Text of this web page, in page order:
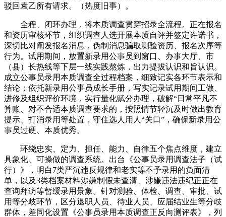
驳回袁乙所有请求。（热度旧事）。
全程、闭环办理，将本质调查贯穿招录全流程。正在报名
和资历审核环节，组织调查人选开展本质自评并签定许诺书，
深切比对阐发报名消息，伪制消息骗取测验资历、报名次序等
行为。试用期间，放置新录用公事员到窗口、办事大厅、市
（县）长热线等下层一线实践熬炼，出力提拔认识和旨认识。
成立公事员录用本质调查全过程档案，细致记实各环节表示和
结论；依托新录用公事员成长手册，写实记录试用期间工做、
进修及组织评价环境，实行量化赋分办理，破解“日常平凡不
算账、对不合适本质调查要求的，按照情节轻沉及时做出教育
提示、打消录用等处置，守住选人用人“关口”，确保新录用公
事员过硬、本质优秀。
环绕忠实、定力、担任、能力、自律五个焦点维度，建立
具象化、可操做的调查系统。出台《公事员录用调查法子（试
行）》，明白7类严沉违反规律和老实等不予录用的负面清
单，以及3类档案材料涉嫌制假未查清、涉嫌违法违纪正正在
查询拜访等暂缓录用景象。针对测验、体检、调查、审批、试
用等分歧环节，区分退职人员、待业人员、应届结业生等分歧
群体，差同化设置《公事员录用本质调查正反向测评表》，列